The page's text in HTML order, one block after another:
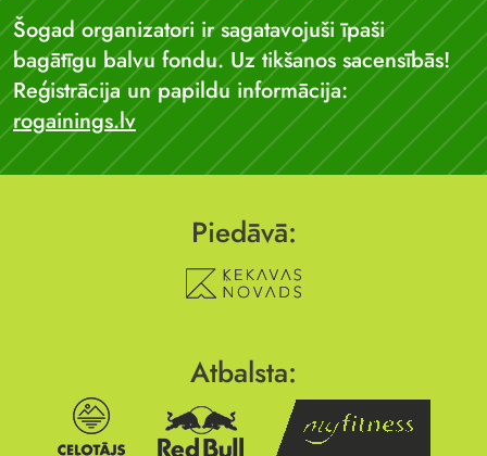
Šogad organizatori ir sagatavojuši īpaši
bagātīgu balvu fondu. Uz tikšanos sacensībās!
Reģistrācija un papildu informācija:
rogainings.lv
Piedāvā:
Atbalsta: